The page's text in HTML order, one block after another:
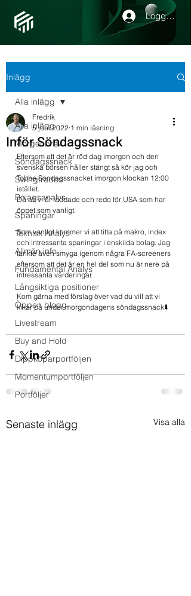
Logga in
Inlägg
Alla inlägg
Morgonbrev
Söndagssnack
Swingtrades
Bolagsanalys
Spaningar
Teknisk Analys
Allmän info
Fundamental Analys
Långsiktiga positioner
Öppen blogg
Livestream
Buy and Hold
Dippköparportföljen
Momentumportföljen
Portföljer
Alla inlägg
Inför Söndagssnack
Fredrik
5 juni 2022 1 min läsning
Eftersom att det är röd dag imorgon och den
svenska börsen håller stängt så kör jag och
Tobbe Söndagssnacket imorgon klockan 12:00
istället.
Då att vi är laddade och redo för USA som har
öppet som vanligt.
Som vanligt kommer vi att titta på makro, index
och intressanta spaningar i enskilda bolag. Jag
tänkte även smyga igenom några FA-screeners
eftersom att det är en hel del som nu är nere på
intressanta värderingar.
Kom gärna med förslag över vad du vill att vi
kikar på under morgondagens söndagssnack⬇️
Senaste inlägg Visa alla